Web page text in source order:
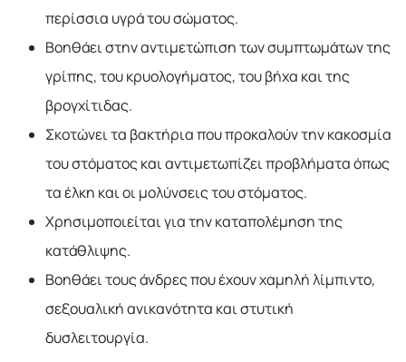
περίσσια υγρά του σώματος.
Βοηθάει στην αντιμετώπιση των συμπτωμάτων της
γρίπης, του κρυολογήματος, του βήχα και της
βρογχίτιδας.
Σκοτώνει τα βακτήρια που προκαλούν την κακοσμία
του στόματος και αντιμετωπίζει προβλήματα όπως
τα έλκη και οι μολύνσεις του στόματος.
Χρησιμοποιείται για την καταπολέμηση της
κατάθλιψης.
Βοηθάει τους άνδρες που έχουν χαμηλή λίμπιντο,
σεξουαλική ανικανότητα και στυτική
δυσλειτουργία.